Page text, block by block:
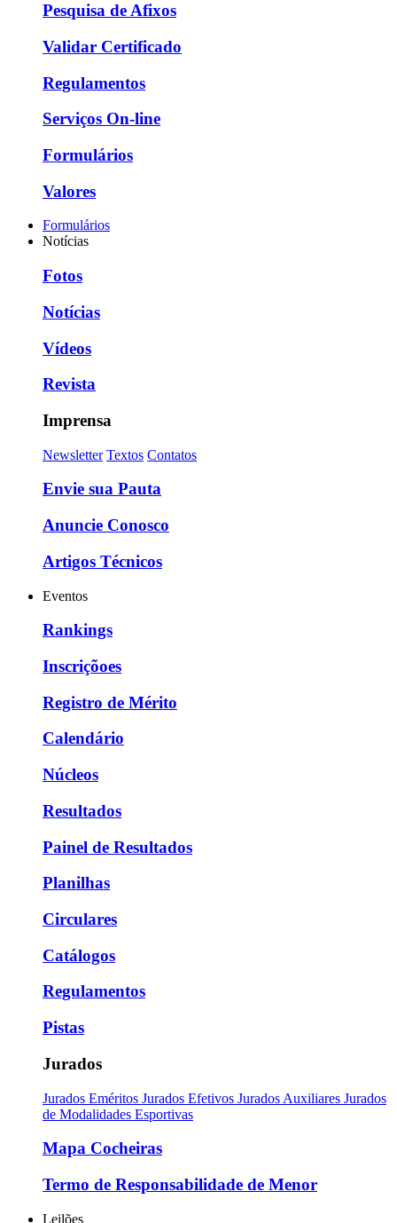
Pesquisa de Afixos
Validar Certificado
Regulamentos
Serviços On-line
Formulários
Valores
Formulários
Notícias
Fotos
Notícias
Vídeos
Revista
Imprensa
Newsletter Textos Contatos
Envie sua Pauta
Anuncie Conosco
Artigos Técnicos
Eventos
Rankings
Inscriçõoes
Registro de Mérito
Calendário
Núcleos
Resultados
Painel de Resultados
Planilhas
Circulares
Catálogos
Regulamentos
Pistas
Jurados
Jurados Eméritos Jurados Efetivos Jurados Auxiliares Jurados
de Modalidades Esportivas
Mapa Cocheiras
Termo de Responsabilidade de Menor
Leilões